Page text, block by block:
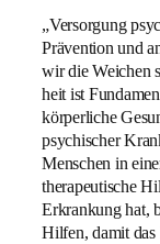
„Versorgung
Prävention und
wir die Weichen
heit ist
körperliche
psychischer
Menschen in
therapeutische
Erkrankung hat,
Hilfen, damit